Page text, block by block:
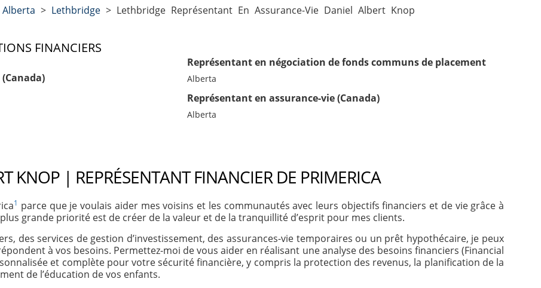
Alberta > Lethbridge> Lethbridge Représentant En Assurance-Vie Daniel Albert Knop
FINANCIERS
Représentant en négociation de fonds communs de placement
Alberta
Représentant en assurance-vie (Canada)
Alberta
KNOP | REPRÉSENTANT FINANCIER DE PRIMERICA
1 parce que je voulais aider mes voisins et les communautés avec leurs objectifs financiers et de vie grâce à
grande priorité est de créer de la valeur et de la tranquillité d’esprit pour mes clients.
des services de gestion d’investissement, des assurances-vie temporaires ou un prêt hypothécaire, je peux
à vos besoins. Permettez-moi de vous aider en réalisant une analyse des besoins financiers (Financial
et complète pour votre sécurité financière, y compris la protection des revenus, la planification de la
de l’éducation de vos enfants.